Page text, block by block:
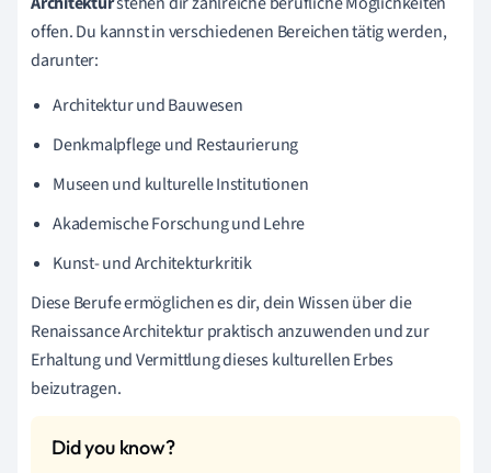
offen. Du kannst in verschiedenen Bereichen tätig werden,
darunter:
Architektur und Bauwesen
Denkmalpflege und Restaurierung
Museen und kulturelle Institutionen
Akademische Forschung und Lehre
Kunst- und Architekturkritik
Diese Berufe ermöglichen es dir, dein Wissen über die
Renaissance Architektur praktisch anzuwenden und zur
Erhaltung und Vermittlung dieses kulturellen Erbes
beizutragen.